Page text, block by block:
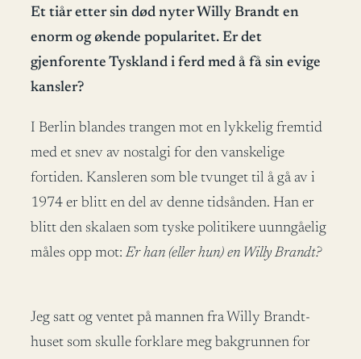
Et tiår etter sin død nyter Willy Brandt en
enorm og økende popularitet. Er det
gjenforente Tyskland i ferd med å få sin evige
kansler?
I Berlin blandes trangen mot en lykkelig fremtid
med et snev av nostalgi for den vanskelige
fortiden. Kansleren som ble tvunget til å gå av i
1974 er blitt en del av denne tidsånden. Han er
blitt den skalaen som tyske politikere uunngåelig
måles opp mot:Er han (eller hun) en Willy Brandt?
Jeg satt og ventet på mannen fra Willy Brandt-
huset som skulle forklare meg bakgrunnen for